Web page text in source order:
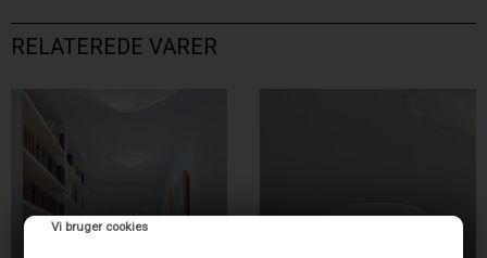
Vi bruger cookies
RELATEREDE VARER